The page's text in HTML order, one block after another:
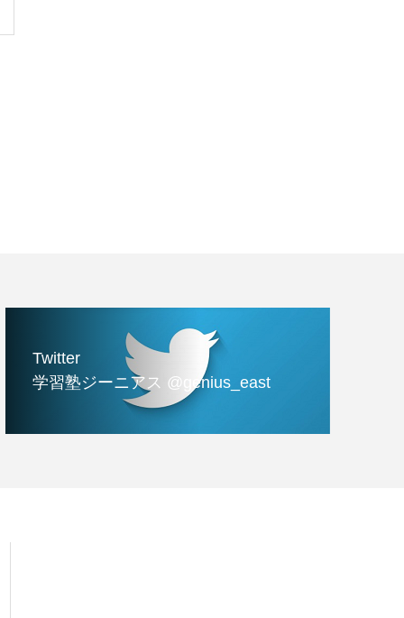
Twitter
学習塾ジーニアス @genius_east